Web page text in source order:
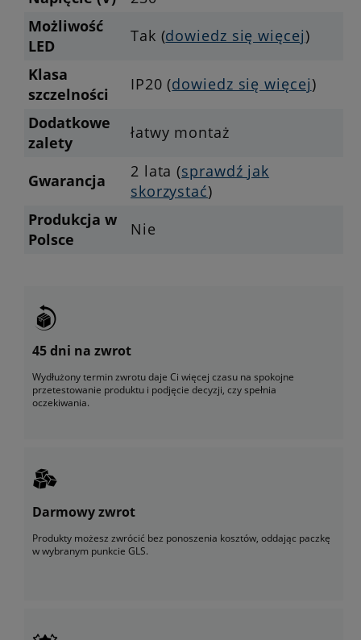
Możliwość
LED
Tak (dowiedz się więcej)
Klasa
szczelności
IP20 (dowiedz się więcej)
Dodatkowe
zalety
łatwy montaż
Gwarancja 2 lata (sprawdź jak
skorzystać)
Produkcja w
Polsce
Nie
45 dni na zwrot
Wydłużony termin zwrotu daje Ci więcej czasu na spokojne
przetestowanie produktu i podjęcie decyzji, czy spełnia
oczekiwania.
Darmowy zwrot
Produkty możesz zwrócić bez ponoszenia kosztów, oddając paczkę
w wybranym punkcie GLS.